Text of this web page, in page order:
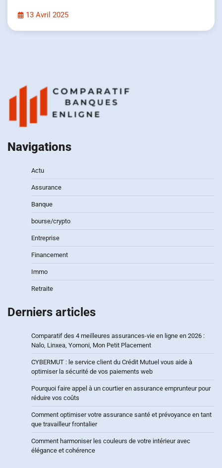
13 Avril 2025
Navigations
Actu
Assurance
Banque
bourse/crypto
Entreprise
Financement
Immo
Retraite
Derniers articles
Comparatif des 4 meilleures assurances-vie en ligne en 2026 :
Nalo, Linxea, Yomoni, Mon Petit Placement
CYBERMUT : le service client du Crédit Mutuel vous aide à
optimiser la sécurité de vos paiements web
Pourquoi faire appel à un courtier en assurance emprunteur pour
réduire vos coûts
Comment optimiser votre assurance santé et prévoyance en tant
que travailleur frontalier
Comment harmoniser les couleurs de votre intérieur avec
élégance et cohérence